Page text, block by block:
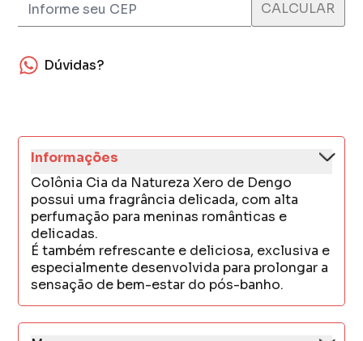
Dúvidas?
Informações
Colônia Cia da Natureza Xero de Dengo
possui uma fragrância delicada, com alta
perfumação para meninas românticas e
delicadas.
É também refrescante e deliciosa, exclusiva e
especialmente desenvolvida para prolongar a
sensação de bem-estar do pós-banho.